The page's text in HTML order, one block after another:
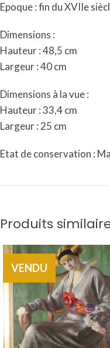
Epoque : fin du XVIIe
Dimensions :
Hauteur : 48,5 cm
Largeur : 40 cm
Dimensions à la vue :
Hauteur : 33,4 cm
Largeur : 25 cm
Etat de conservation :
Produits
VENDU